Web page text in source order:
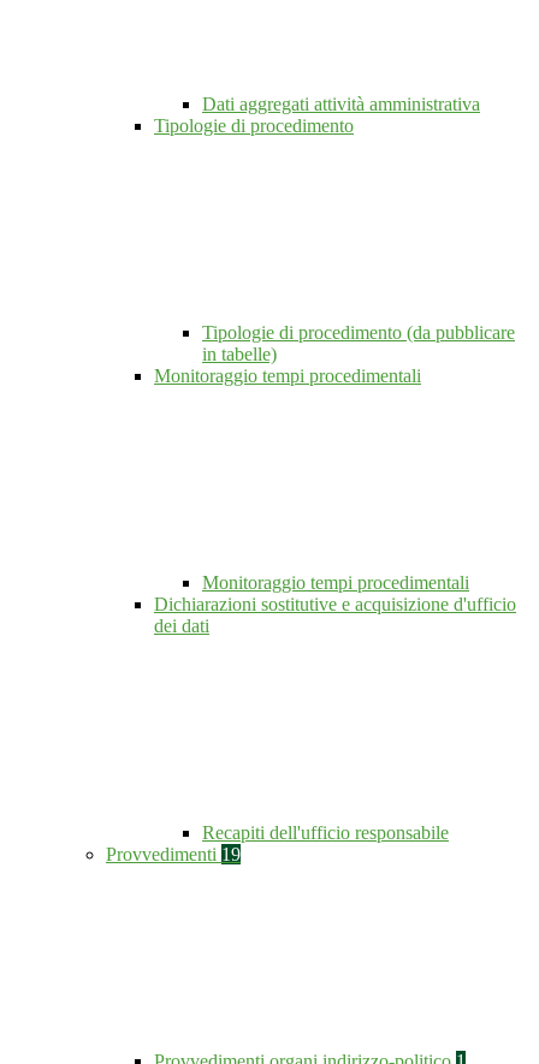
Dati aggregati attività amministrativa
Tipologie di procedimento
Tipologie di procedimento (da pubblicare
in tabelle)
Monitoraggio tempi procedimentali
Monitoraggio tempi procedimentali
Dichiarazioni sostitutive e acquisizione d'ufficio
dei dati
Recapiti dell'ufficio responsabile
Provvedimenti 19